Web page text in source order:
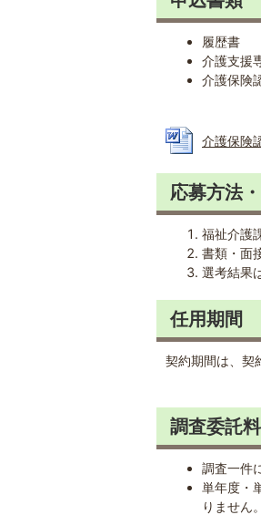
履歴書
介護支援
介護保険
介護保険
応募方法
福祉介護
書類・面
選考結果
任用期間
契約期間は、契
調査委託料
調査一件
単年度・
りません。